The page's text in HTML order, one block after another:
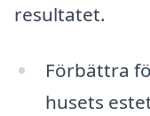
resultatet.
Förbättra
husets